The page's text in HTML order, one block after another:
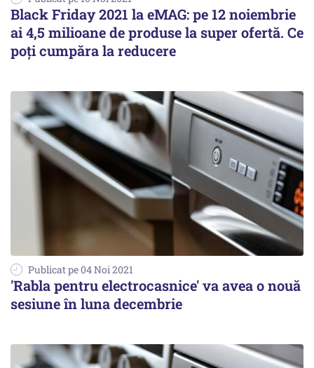
Black Friday 2021 la eMAG: pe 12 noiembrie
ai 4,5 milioane de produse la super ofertă. Ce
poți cumpăra la reducere
Publicat pe 04 Noi 2021
'Rabla pentru electrocasnice' va avea o nouă
sesiune în luna decembrie